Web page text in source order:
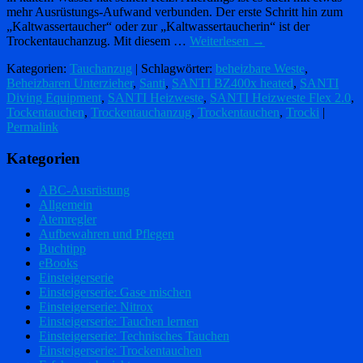
mehr Ausrüstungs-Aufwand verbunden. Der erste Schritt hin zum
„Kaltwassertaucher“ oder zur „Kaltwassertaucherin“ ist der
Trockentauchanzug. Mit diesem … Weiterlesen →
Kategorien: Tauchanzug | Schlagwörter: beheizbare Weste,
Beheizbaren Unterzieher, Santi, SANTI BZ400x heated, SANTI
Diving Equipment, SANTI Heizweste, SANTI Heizweste Flex 2.0,
Tockentauchen, Trockentauchanzug, Trockentauchen, Trocki
Permalink
Kategorien
ABC-Ausrüstung
Allgemein
Atemregler
Aufbewahren und Pflegen
Buchtipp
eBooks
Einsteigerserie
Einsteigerserie: Gase mischen
Einsteigerserie: Nitrox
Einsteigerserie: Tauchen lernen
Einsteigerserie: Technisches Tauchen
Einsteigerserie: Trockentauchen